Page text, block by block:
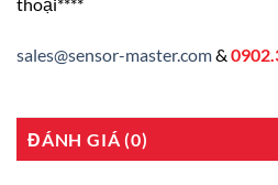
sales@sensor-master.com&
ĐÁNH GIÁ (0)